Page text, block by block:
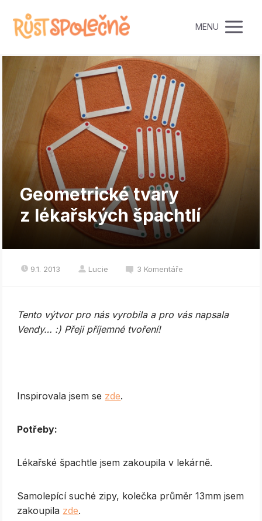
MENU
Geometrické tvary
z lékařských špachtlí
9.1. 2013 Lucie 3 Komentáře
Tento výtvor pro nás vyrobila a pro vás napsala
Vendy… :) Přeji příjemné tvoření!
Inspirovala jsem se zde.
Potřeby:
Lékařské špachtle jsem zakoupila v lekárně.
Samolepící suché zipy, kolečka průměr 13mm jsem
zakoupila zde.